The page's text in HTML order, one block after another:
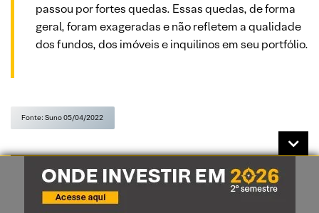
passou por fortes quedas. Essas quedas, de forma
geral, foram exageradas e não refletem a qualidade
dos fundos, dos imóveis e inquilinos em seu portfólio.
Fonte: Suno 05/04/2022
Receita amplia isenção de Imposto de